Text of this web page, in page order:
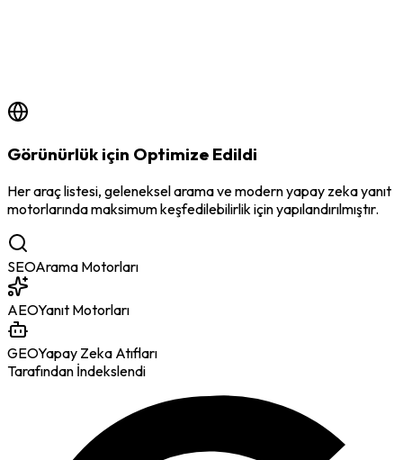
6/18/2026
Görünürlük için Optimize Edildi
Her araç listesi, geleneksel arama ve modern yapay zeka yanıt
motorlarında maksimum keşfedilebilirlik için yapılandırılmıştır.
SEOArama Motorları
AEOYanıt Motorları
GEOYapay Zeka Atıfları
Tarafından İndekslendi